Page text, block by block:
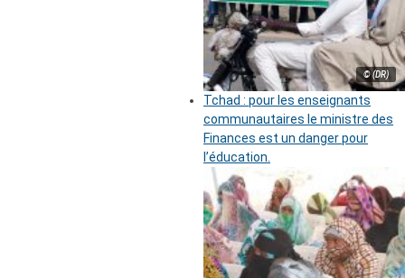
© (DR)
Tchad : pour les enseignants
communautaires le ministre des
Finances est un danger pour
l’éducation.